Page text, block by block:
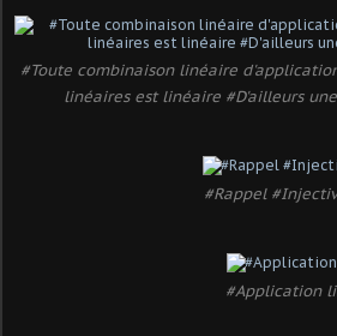
#Toute combinaison linéaire
linéaires est linéaire #D'ailleurs
#Rappel
#Application